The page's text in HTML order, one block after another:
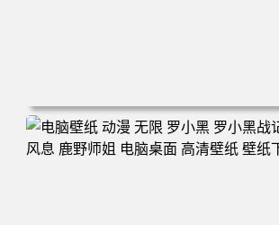
电脑壁纸 柯南和小兰背靠背 夕阳 日落 4K
面 高清壁纸 壁纸下载 壁纸大全